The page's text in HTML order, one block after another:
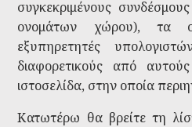
συγκεκριμένους
ονομάτων χώρου), τα
εξυπηρετητές
διαφορετικούς από
ιστοσελίδα, στην οποία
Κατωτέρω θα βρείτε τη